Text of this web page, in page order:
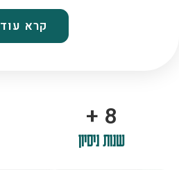
קרא עוד
10
+
שנות ניסיון